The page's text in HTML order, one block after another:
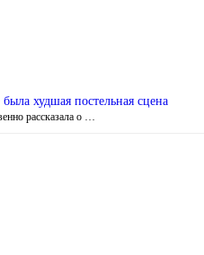
худшая постельная сцена
рассказала о …